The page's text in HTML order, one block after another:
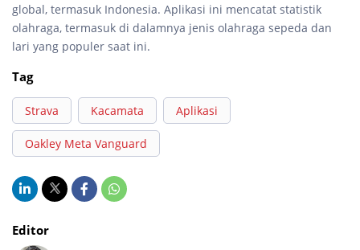
global, termasuk Indonesia. Aplikasi ini mencatat statistik
olahraga, termasuk di dalamnya jenis olahraga sepeda dan
lari yang populer saat ini.
Tag
Strava Kacamata Aplikasi
Oakley Meta Vanguard
Editor